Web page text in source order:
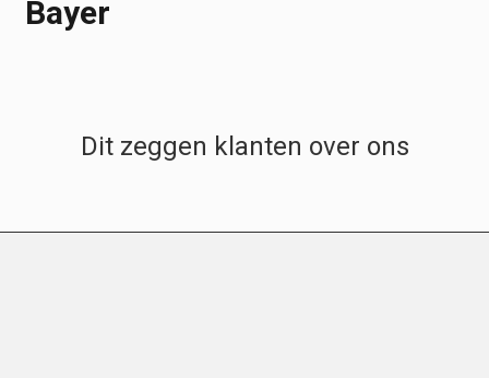
Bayer
Dit zeggen klanten over ons